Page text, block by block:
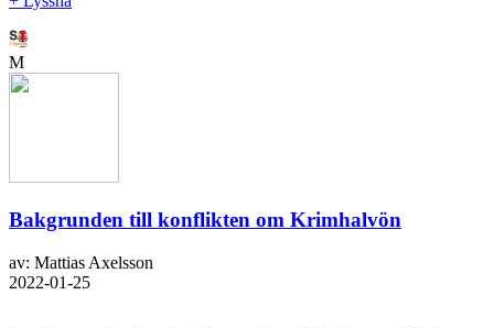
M
Bakgrunden till konflikten om Krimhalvön
av: Mattias Axelsson
2022-01-25